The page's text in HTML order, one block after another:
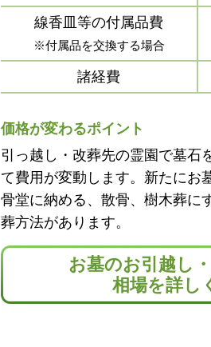
線香皿等の付属品費
※付属品を交換する場合
諸経費
価格が変わるポイント
引っ越し・改葬先の霊園で墓石
て費用が変動します。新たにお
骨堂に納める、散骨、樹木葬に
葬方法があります。
お墓のお引越し
相場を詳し